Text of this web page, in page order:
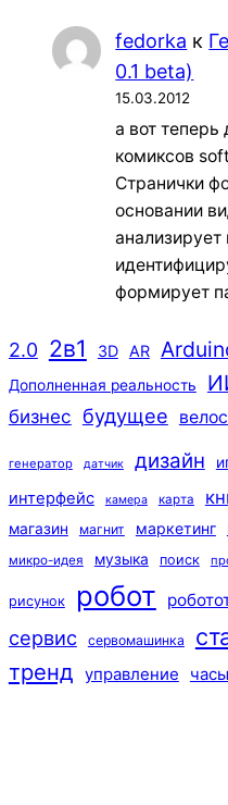
fedorka к
0.1 beta)
15.03.2012
а вот теперь
комиксов
Странички
основании
формирует
2.0 2в1 3D AR
Дополненная реальность
бизнес будущее
генератор датчик дизайн
интерфейс камера карта
магазин магнит маркетинг
микро-идея музыка поиск
рисунок робот
сервис сервомашинка
тренд управление часы